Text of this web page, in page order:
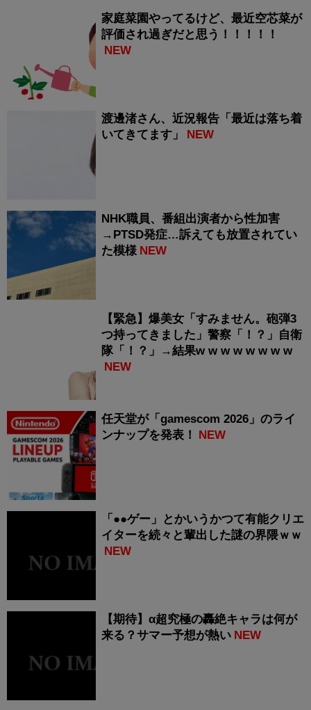
家庭菜園やってるけど、最近空芯菜が
評価され過ぎだと思う！！！！！
NEW
渡邊渚さん、近況報告「最近は落ち着
いてきてます」
NEW
NHK職員、番組出演者から性加害
→PTSD発症…訴えても放置されてい
た模様 NEW
【緊急】爆美女「すみません。砲弾3
つ持ってきました」警察「！？」自衛
隊「！？」→結果w w w w w w w w
NEW
任天堂が「gamescom 2026」のライ
ンナップを発表！
NEW
「●●ゲー」とかいうかつて有能クリエ
イターを続々と輩出した謎の界隈ｗｗ
NEW
【期待】α超究極の轟絶キャラは何が
来る？サマー予想が熱い NEW